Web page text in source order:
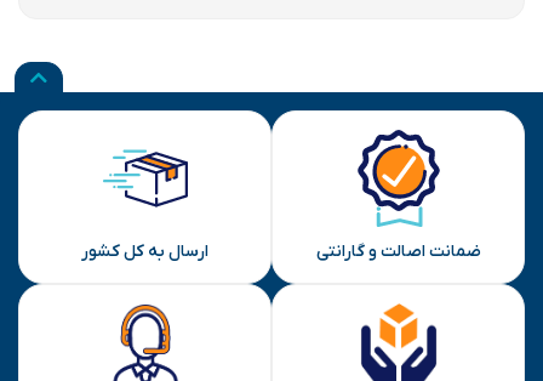
ضمانت اصالت و گارانتی ارسال به کل کشور